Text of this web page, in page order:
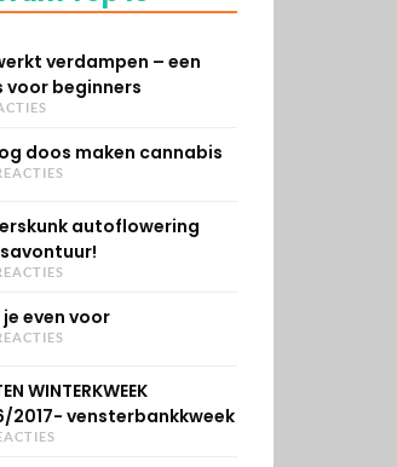
verdampen – een
voor beginners
doos maken cannabis
autoflowering
je even voor
WINTERKWEEK
2017- vensterbankkweek